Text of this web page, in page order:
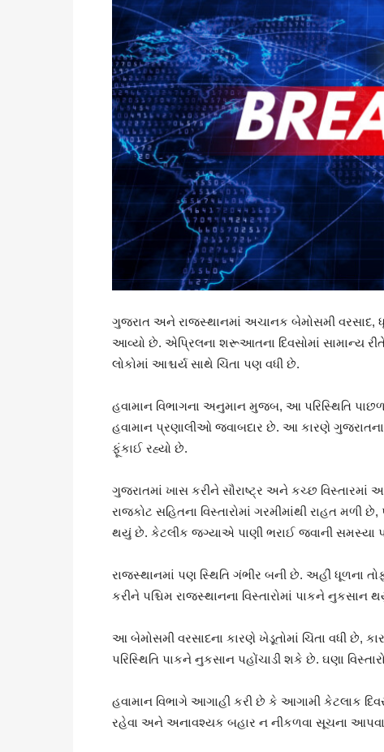
ગુજરાત અને રાજસ્થાનમાં અચાનક બેમોસમી વરસાદ,
આવ્યો છે. એપ્રિલના શરૂઆતના દિવસોમાં સામાન્ય
લોકોમાં આશ્ચર્ય સાથે ચિંતા પણ વધી છે.
હવામાન વિભાગના અનુમાન મુજબ, આ પરિસ્થિતિ
હવામાન પ્રણાલીઓ જવાબદાર છે. આ કારણે
ફૂંકાઈ રહ્યો છે.
ગુજરાતમાં ખાસ કરીને સૌરાષ્ટ્ર અને કચ્છ વિસ્તારમાં
રાજકોટ સહિતના વિસ્તારોમાં ગરમીમાંથી રાહત
થયું છે. કેટલીક જગ્યાએ પાણી ભરાઈ જવાની સમસ્યા
રાજસ્થાનમાં પણ સ્થિતિ ગંભીર બની છે. અહીં ધૂળના
કરીને પશ્ચિમ રાજસ્થાનના વિસ્તારોમાં પાકને
આ બેમોસમી વરસાદના કારણે ખેડૂતોમાં ચિંતા વધી છે,
પરિસ્થિતિ પાકને નુકસાન પહોંચાડી શકે છે. ઘણા
હવામાન વિભાગે આગાહી કરી છે કે આગામી કેટલાક
રહેવા અને અનાવશ્યક બહાર ન નીકળવા સૂચના